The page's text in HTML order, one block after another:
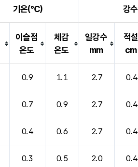
기온(℃) 강수
이슬점
온도
체감
온도
일강수
mm
적설
cm
0.9 1.1 2.7 0.4
0.7 0.9 2.7 0.4
0.4 0.6 2.7 0.4
0.3 0.5 2.0 0.4